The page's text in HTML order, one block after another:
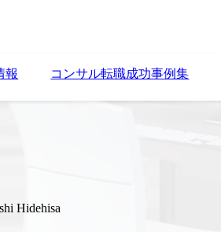
報 コンサル転職成功事例集
Hidehisa